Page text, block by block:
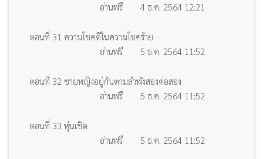
อ่านฟรี
4 ธ.ค. 2564 12:21
ตอนที่ 31 ความโชคดีในความโชคร้าย
อ่านฟรี
5 ธ.ค. 2564 11:52
ตอนที่ 32 ชายหญิงอยู่กันตามลำพังสองต่อสอง
อ่านฟรี
5 ธ.ค. 2564 11:52
ตอนที่ 33 หุ่นเชิด
อ่านฟรี
5 ธ.ค. 2564 11:52